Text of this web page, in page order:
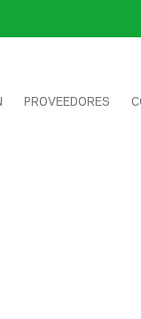
PROVEEDORES